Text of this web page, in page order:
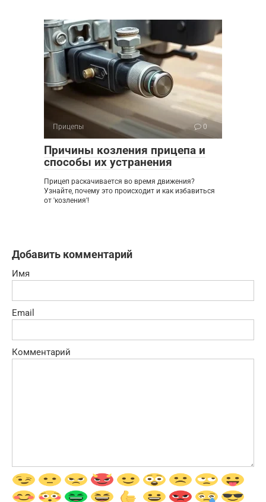
Прицепы 0
Причины козления прицепа и
способы их устранения
Прицеп раскачивается во время движения?
Узнайте, почему это происходит и как избавиться
от 'козления'!
Добавить комментарий
Имя
Email
Комментарий